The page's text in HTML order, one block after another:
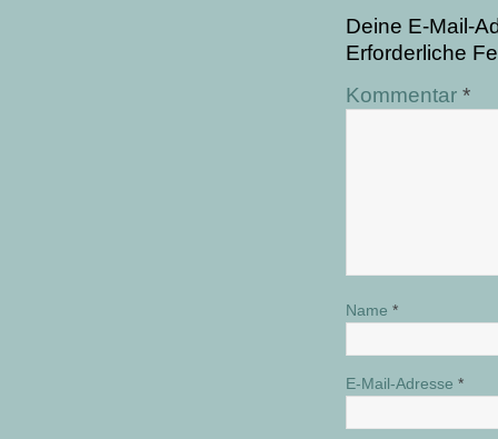
Deine E-Mail-
Erforderliche
Kommentar *
Name *
E-Mail-Adresse *